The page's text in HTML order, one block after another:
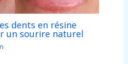
dents en résine
un sourire naturel